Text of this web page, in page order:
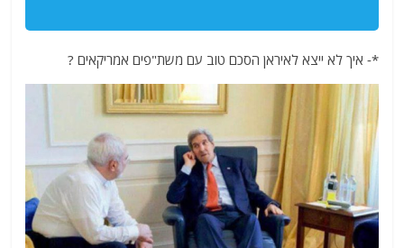
*- איך לא ייצא לאיראן הסכם טוב עם משת"פים אמריקאים ?